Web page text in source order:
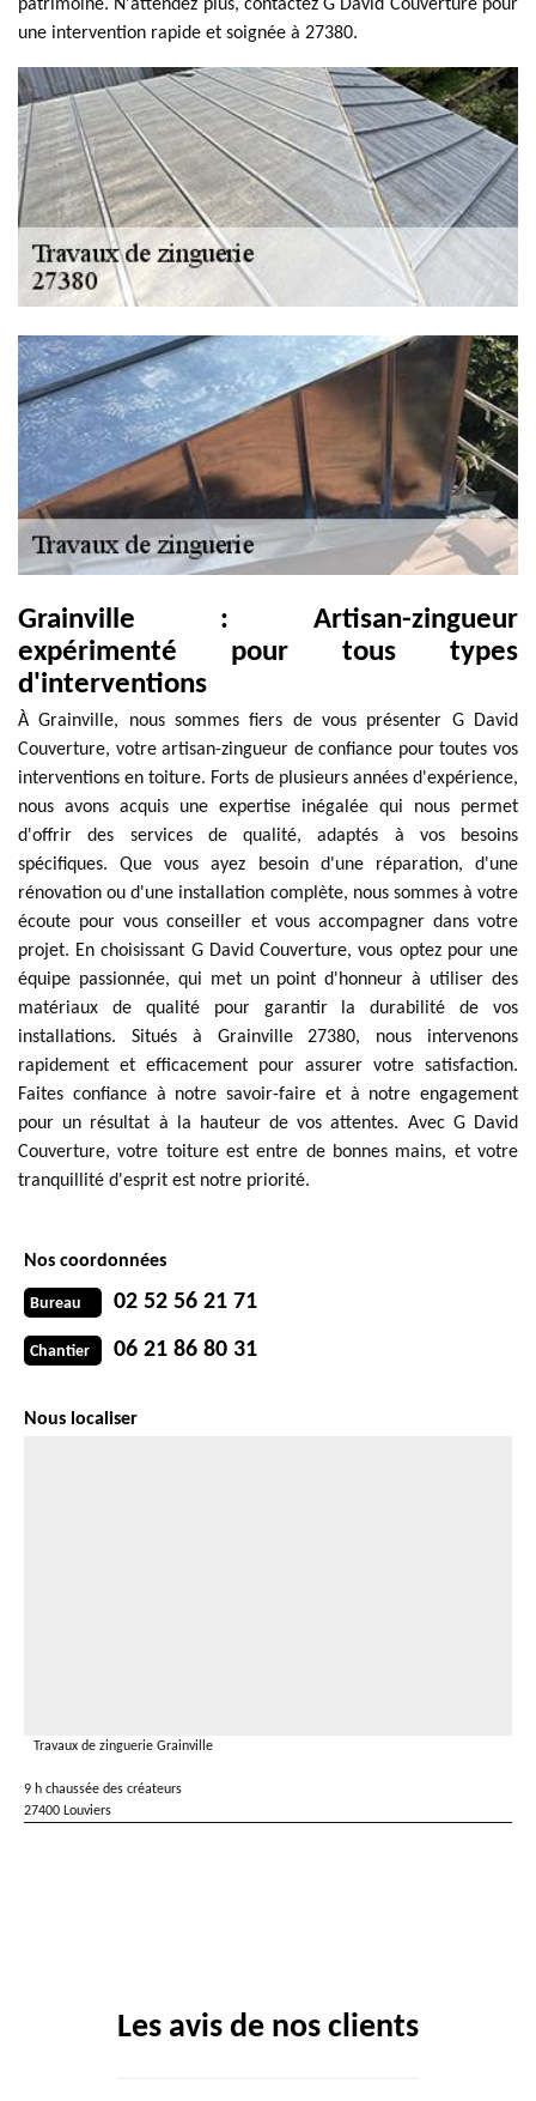
patrimoine. N'attendez plus, contactez G David Couverture pour
une intervention rapide et soignée à 27380.
Grainville : Artisan-zingueur
expérimenté pour tous types
d'interventions
À Grainville, nous sommes fiers de vous présenter G David
Couverture, votre artisan-zingueur de confiance pour toutes vos
interventions en toiture. Forts de plusieurs années d'expérience,
nous avons acquis une expertise inégalée qui nous permet
d'offrir des services de qualité, adaptés à vos besoins
spécifiques. Que vous ayez besoin d'une réparation, d'une
rénovation ou d'une installation complète, nous sommes à votre
écoute pour vous conseiller et vous accompagner dans votre
projet. En choisissant G David Couverture, vous optez pour une
équipe passionnée, qui met un point d'honneur à utiliser des
matériaux de qualité pour garantir la durabilité de vos
installations. Situés à Grainville 27380, nous intervenons
rapidement et efficacement pour assurer votre satisfaction.
Faites confiance à notre savoir-faire et à notre engagement
pour un résultat à la hauteur de vos attentes. Avec G David
Couverture, votre toiture est entre de bonnes mains, et votre
tranquillité d'esprit est notre priorité.
Nos coordonnées
Bureau 02 52 56 21 71
Chantier 06 21 86 80 31
Nous localiser
Travaux de zinguerie Grainville
9 h chaussée des créateurs
27400 Louviers
Les avis de nos clients